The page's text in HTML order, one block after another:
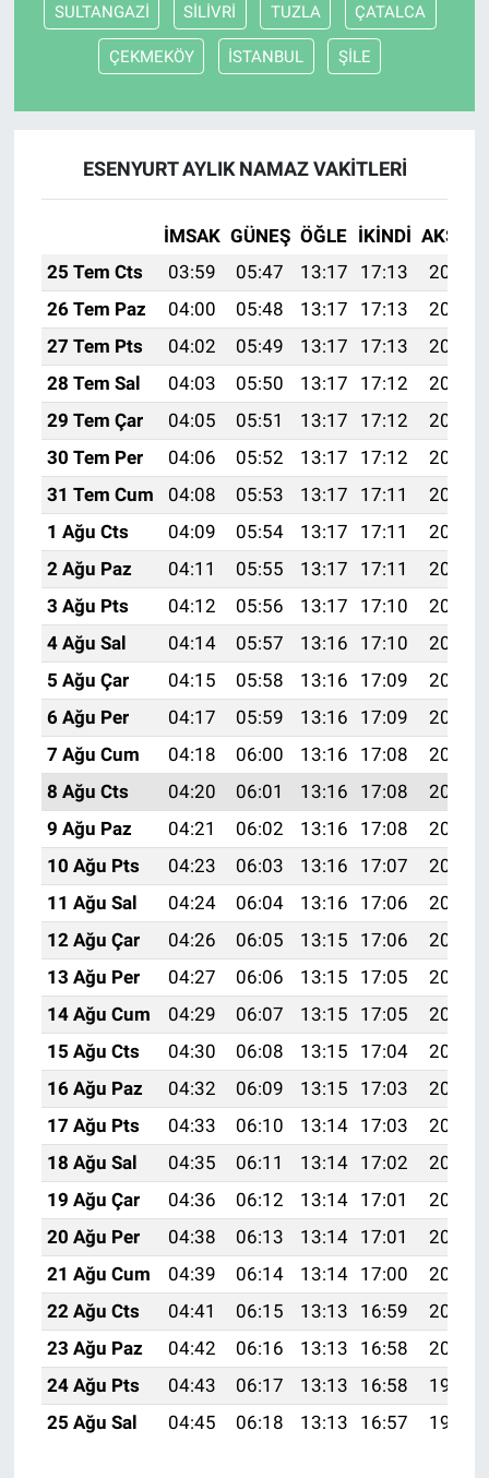
SULTANGAZİ SİLİVRİ TUZLA ÇATALCA
ÇEKMEKÖY İSTANBUL ŞİLE
ESENYURT AYLIK NAMAZ VAKITLERI
İMSAK GÜNEŞ ÖĞLE İKINDI AKŞAM
25 Tem Cts
03:59 05:47 13:17 17:13
20:36
26 Tem Paz
04:00 05:48 13:17 17:13
20:35
27 Tem Pts
04:02 05:49 13:17 17:13
20:35
28 Tem Sal
04:03 05:50 13:17 17:12
20:34
29 Tem Çar
04:05 05:51 13:17 17:12
20:33
30 Tem Per
04:06 05:52 13:17 17:12
20:32
31 Tem Cum
04:08 05:53 13:17 17:11
20:31
1 Ağu Cts
04:09 05:54 13:17 17:11
20:29
2 Ağu Paz
04:11 05:55 13:17 17:11
20:28
3 Ağu Pts
04:12 05:56 13:17 17:10
20:27
4 Ağu Sal
04:14 05:57 13:16 17:10
20:26
5 Ağu Çar
04:15 05:58 13:16 17:09
20:25
6 Ağu Per
04:17 05:59 13:16 17:09
20:24
7 Ağu Cum
04:18 06:00 13:16 17:08
20:23
8 Ağu Cts
04:20 06:01 13:16 17:08
20:21
9 Ağu Paz
04:21 06:02 13:16 17:08
20:20
10 Ağu Pts
04:23 06:03 13:16 17:07
20:19
11 Ağu Sal
04:24 06:04 13:16 17:06
20:17
12 Ağu Çar
04:26 06:05 13:15 17:06
20:16
13 Ağu Per
04:27 06:06 13:15 17:05
20:15
14 Ağu Cum
04:29 06:07 13:15 17:05
20:13
15 Ağu Cts
04:30 06:08 13:15 17:04
20:12
16 Ağu Paz
04:32 06:09 13:15 17:03
20:11
17 Ağu Pts
04:33 06:10 13:14 17:03
20:09
18 Ağu Sal
04:35 06:11 13:14 17:02
20:08
19 Ağu Çar
04:36 06:12 13:14 17:01
20:06
20 Ağu Per
04:38 06:13 13:14 17:01
20:05
21 Ağu Cum
04:39 06:14 13:14 17:00
20:03
22 Ağu Cts
04:41 06:15 13:13 16:59
20:02
23 Ağu Paz
04:42 06:16 13:13 16:58
20:00
24 Ağu Pts
04:43 06:17 13:13 16:58
19:59
25 Ağu Sal
04:45 06:18 13:13 16:57 19:57